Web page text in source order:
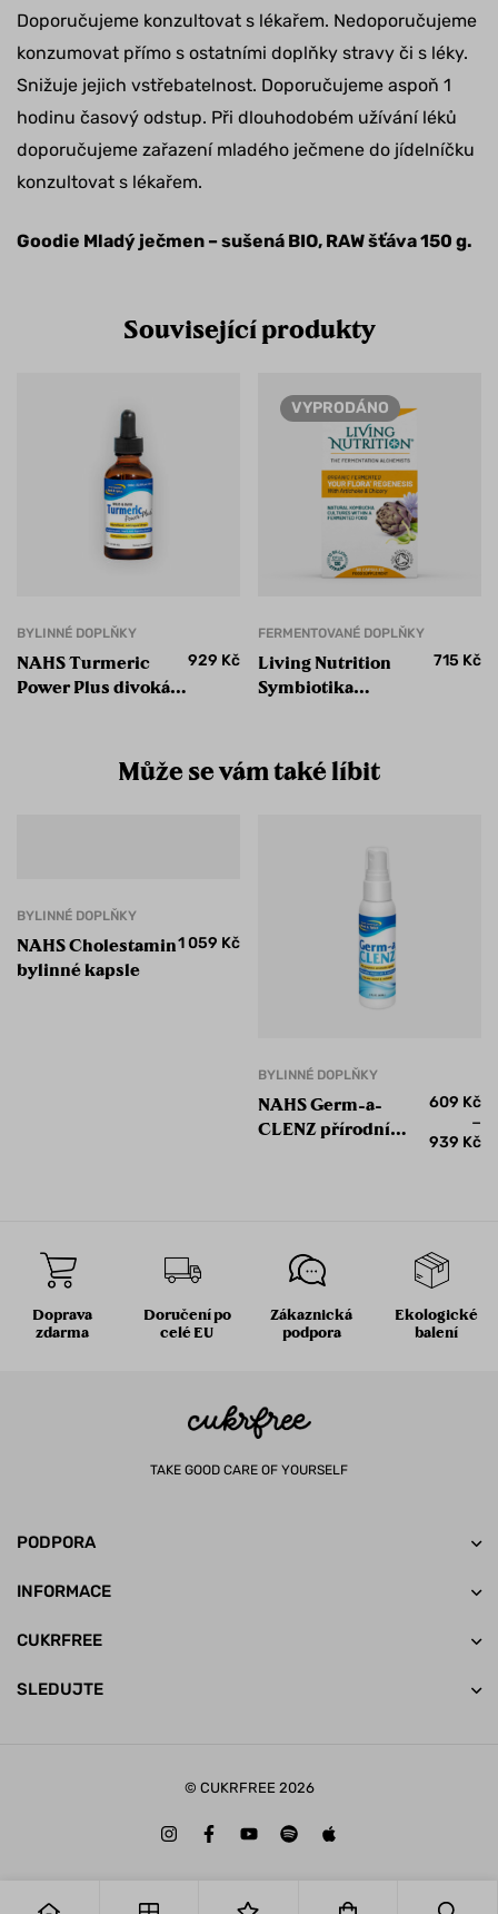
Doporučujeme konzultovat s lékařem. Nedoporučujeme
konzumovat přímo s ostatními doplňky stravy či s léky.
Snižuje jejich vstřebatelnost. Doporučujeme aspoň 1
hodinu časový odstup. Při dlouhodobém užívání léků
doporučujeme zařazení mladého ječmene do jídelníčku
konzultovat s lékařem.
Goodie Mladý ječmen – sušená BIO, RAW šťáva 150 g.
Související produkty
BYLINNÉ DOPLŇKY
NAHS Turmeric
Power Plus divoká
929 Kč
VYPRODÁNO
FERMENTOVANÉ DOPLŇKY
Living Nutrition
Symbiotika
čekankou
715 Kč
Může se vám také líbit
BYLINNÉ DOPLŇKY
NAHS Cholestamin
bylinné kapsle
1 059 Kč
BYLINNÉ DOPLŇKY
NAHS Germ-a-
CLENZ přírodní
609 Kč
–
939 Kč
Doprava
zdarma
Doručení po
celé EU
Zákaznická
podpora
Ekologické
balení
TAKE GOOD CARE OF YOURSELF
PODPORA
INFORMACE
CUKRFREE
SLEDUJTE
© CUKRFREE 2026